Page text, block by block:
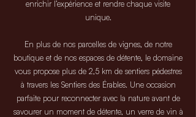
enrichir l’expérience et rendre chaque visite
unique.
En plus de nos parcelles de vignes, de notre
boutique et de nos espaces de détente, le domaine
vous propose plus de 2,5 km de sentiers pédestres
à travers les Sentiers des Érables. Une occasion
parfaite pour reconnecter avec la nature avant de
savourer un moment de détente, un verre de vin à